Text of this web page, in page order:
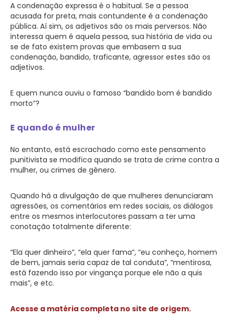
A condenação expressa é o habitual. Se a pessoa
acusada for preta, mais contundente é a condenação
pública. Aí sim, os adjetivos são os mais perversos. Não
interessa quem é aquela pessoa, sua história de vida ou
se de fato existem provas que embasem a sua
condenação, bandido, traficante, agressor estes são os
adjetivos.
E quem nunca ouviu o famoso “bandido bom é bandido
morto”?
E quando é mulher
No entanto, está escrachado como este pensamento
punitivista se modifica quando se trata de crime contra a
mulher, ou crimes de gênero.
Quando há a divulgação de que mulheres denunciaram
agressões, os comentários em redes sociais, os diálogos
entre os mesmos interlocutores passam a ter uma
conotação totalmente diferente:
“Ela quer dinheiro”, “ela quer fama”, “eu conheço, homem
de bem, jamais seria capaz de tal conduta”, “mentirosa,
está fazendo isso por vingança porque ele não a quis
mais”, e etc.
Acesse a matéria completa no site de origem.